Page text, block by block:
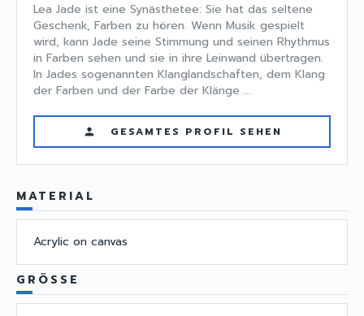
Lea Jade ist eine Synästhetee: Sie hat das seltene
Geschenk, Farben zu hören. Wenn Musik gespielt
wird, kann Jade seine Stimmung und seinen Rhythmus
in Farben sehen und sie in ihre Leinwand übertragen.
In Jades sogenannten Klanglandschaften, dem Klang
der Farben und der Farbe der Klänge ...
person GESAMTES PROFIL SEHEN
MATERIAL
Acrylic on canvas
GRÖSSE